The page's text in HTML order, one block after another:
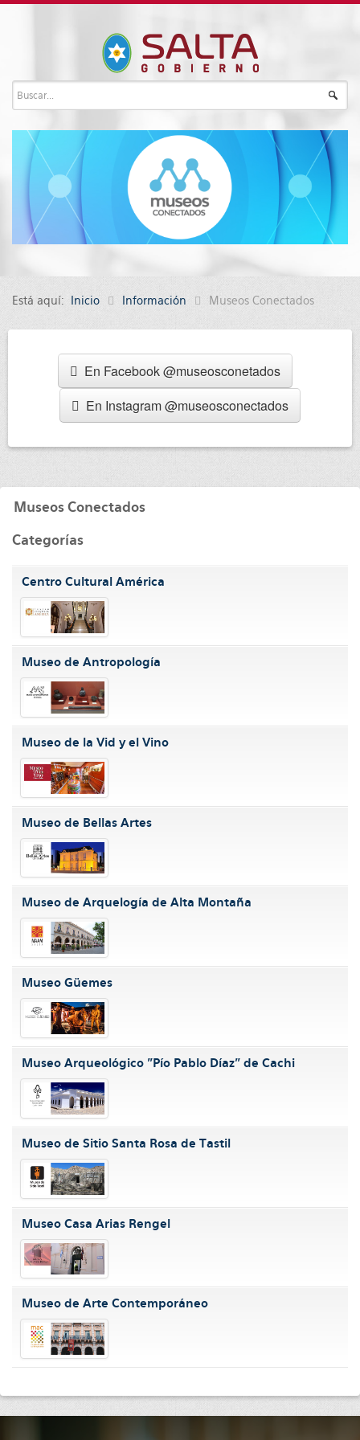
Está aquí: Inicio Información Museos Conectados
En Facebook @museosconetados
En Instagram @museosconectados
Museos Conectados
Categorías
Centro Cultural América
Museo de Antropología
Museo de la Vid y el Vino
Museo de Bellas Artes
Museo de Arquelogía de Alta Montaña
Museo Güemes
Museo Arqueológico "Pío Pablo Díaz" de Cachi
Museo de Sitio Santa Rosa de Tastil
Museo Casa Arias Rengel
Museo de Arte Contemporáneo